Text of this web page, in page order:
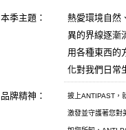
本季主題：
熱愛環境自然
異的界線逐漸
用各種東西的
化對我們日常
品牌精神： 披上ANTIPAST，
激發並守護著您對